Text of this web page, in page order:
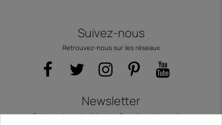
Suivez-nous
Retrouvez-nous sur les réseaux
Newsletter
Suivez notre actualité et profitez de nos bons plans